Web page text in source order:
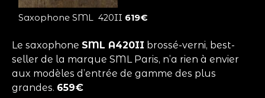
Saxophone SML 420II 619€
Le saxophone SML A420II brossé-verni, best-
seller de la marque SML Paris, n’a rien à envier
aux modèles d’entrée de gamme des plus
grandes. 659€